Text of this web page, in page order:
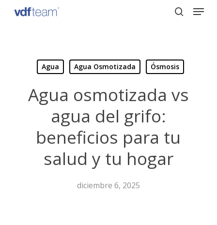
Menu
Agua Agua Osmotizada Ósmosis
Agua osmotizada vs
agua del grifo:
beneficios para tu
salud y tu hogar
diciembre 6, 2025